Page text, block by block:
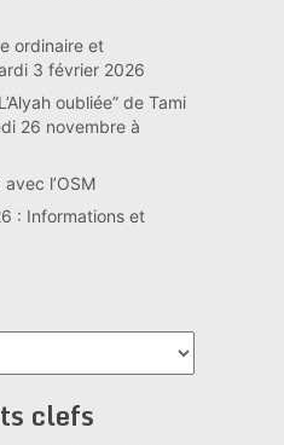
ordinaire et
3 février 2026
oubliée” de Tami
26 novembre à
l’OSM
: Informations et
clefs